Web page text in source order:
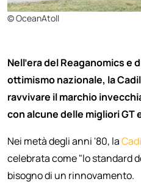
© OceanAtoll
Nell'era del Reaganomics e
ottimismo nazionale, la
ravvivare il marchio
con alcune delle migliori GT
Nei metà degli anni '80, la
celebrata come "lo standard
bisogno di un rinnovamento.